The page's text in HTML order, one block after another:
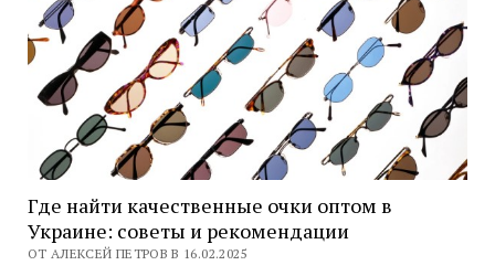
Где найти качественные очки оптом в
Украине: советы и рекомендации
ОТ АЛЕКСЕЙ ПЕТРОВ В 16.02.2025